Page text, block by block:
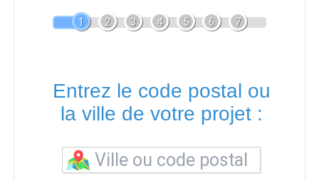
1 2 3 4 5 6 7
Entrez le code postal ou
la ville de votre projet :